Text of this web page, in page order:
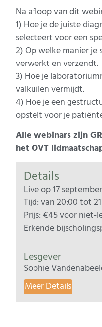
Na afloop van dit
1) Hoe je de juiste
selecteert voor een
2) Op welke manier
verwerkt en verzendt.
3) Hoe je
valkuilen vermijdt.
4) Hoe je een
opstelt voor je
Alle webinars zijn
het OVT
Details
Live op 17
Tijd: van 20:00 tot
Prijs: €45 voor niet-
Erkende
Lesgever
Sophie
Meer Details